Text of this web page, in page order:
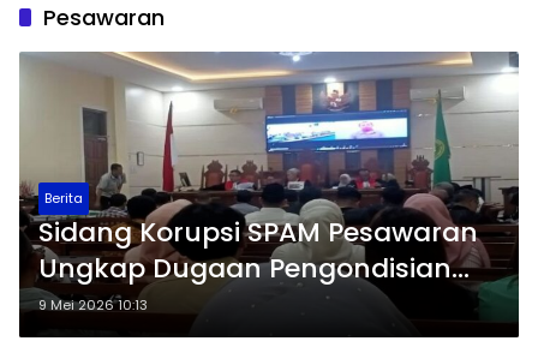
Pesawaran
Berita
Sidang Korupsi SPAM Pesawaran
Ungkap Dugaan Pengondisian
Pemenang Tender Sejak Awal
9 Mei 2026 10:13